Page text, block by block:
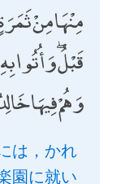
مِنْهَا مِنْ
قَبْلُ ۖ وَأُتُوا
وَهُمْ فِيهَا
は，かれ
園に就い